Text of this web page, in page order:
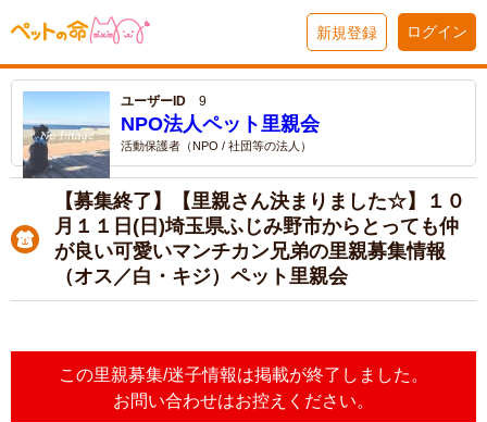
新規登録 ログイン
ユーザーID 9
NPO法人ペット里親会
活動保護者（NPO / 社団等の法人）
【募集終了】【里親さん決まりました☆】１０
月１１日(日)埼玉県ふじみ野市からとっても仲
が良い可愛いマンチカン兄弟の里親募集情報
（オス／白・キジ）ペット里親会
この里親募集/迷子情報は掲載が終了しました。
お問い合わせはお控えください。